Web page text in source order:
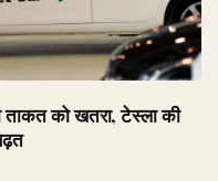
ताकत को खतरा, टेस्ला की